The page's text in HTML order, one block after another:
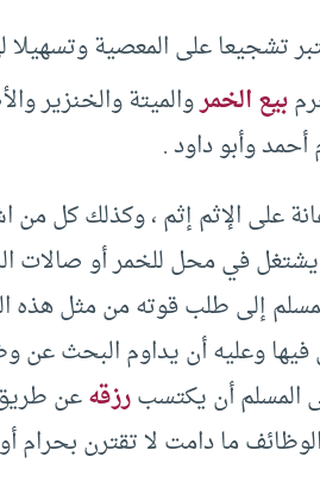
تشجيعا على المعصية
بيع الخمروالميتة والخنزير
وأبو داود .
على الإثم إثم ، وكذلك كل من
في محل للخمر أو صالات
إلى طلب قوته من مثل هذه
فيها وعليه أن يداوم البحث
المسلم أن يكتسبرزقهعن طريق
ما دامت لا تقترن بحرام